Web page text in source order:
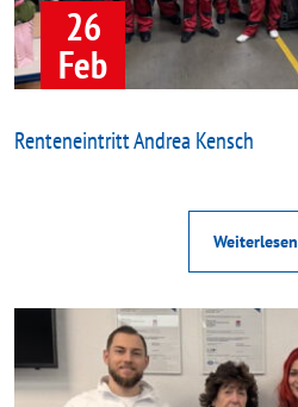
26
Feb
Renteneintritt Andrea Kensch
Weiterlesen